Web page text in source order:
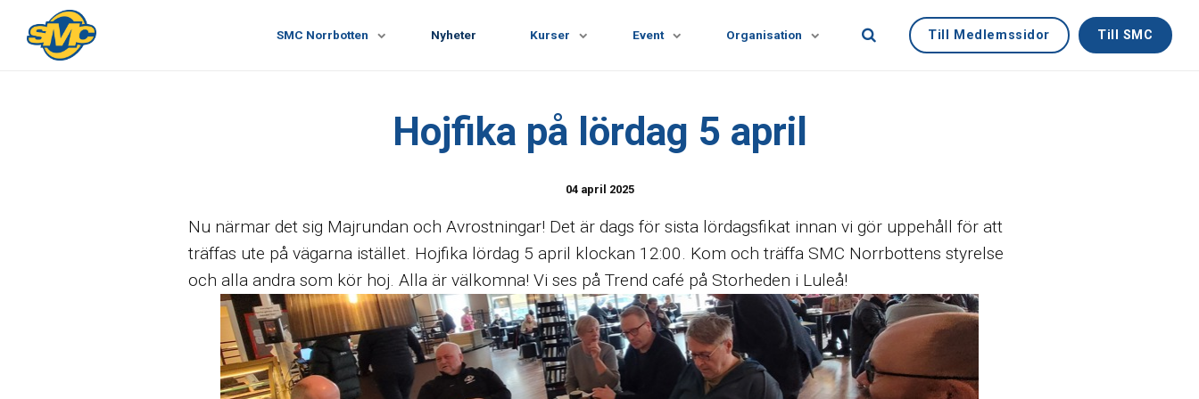
SMC Norrbotten Nyheter Kurser Event Organisation Till Medlemssidor Till SMC
Hojfika på lördag 5 april
04 april 2025
Nu närmar det sig Majrundan och Avrostningar! Det är dags för sista lördagsfikat innan vi gör uppehåll för att
träffas ute på vägarna istället. Hojfika lördag 5 april klockan 12:00. Kom och träffa SMC Norrbottens styrelse
och alla andra som kör hoj. Alla är välkomna! Vi ses på Trend café på Storheden i Luleå!